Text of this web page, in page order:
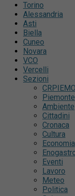
Torino
Alessandria
Asti
Biella
Cuneo
Novara
VCO
Vercelli
Sezioni
Piemonte
Ambiente
Cittadini
Cronaca
Cultura
Economia
Eventi
Lavoro
Meteo
Politica